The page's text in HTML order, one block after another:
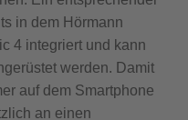
in dem Hörmann
4 integriert und kann
werden. Damit
auf dem Smartphone
an einen